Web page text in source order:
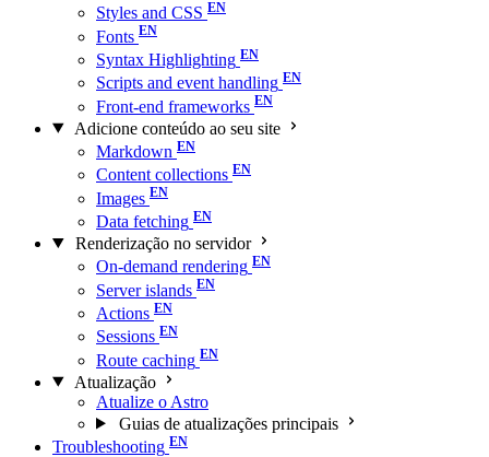
Styles and CSS
Fonts
Syntax Highlighting
Scripts and event handling
Front-end frameworks
Adicione conteúdo ao seu site
Markdown
Content collections
Images
Data fetching
Renderização no servidor
On-demand rendering
Server islands
Actions
Sessions
Route caching
Atualização
Atualize o Astro
Guias de atualizações principais
Troubleshooting